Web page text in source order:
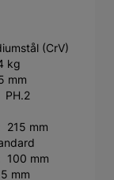
(CrV)
kg
mm
PH.2
215 mm
100 mm
mm